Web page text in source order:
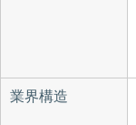
業界構造